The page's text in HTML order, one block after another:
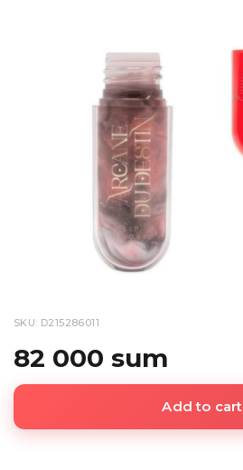
SKU: D215286011
82 000 sum
Add to cart